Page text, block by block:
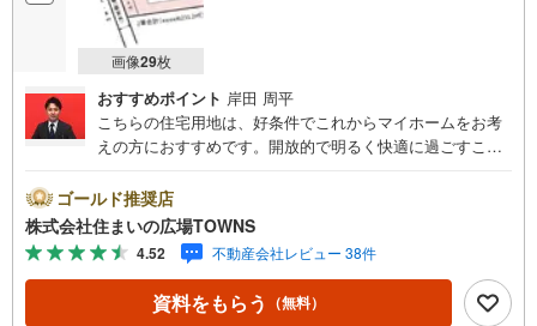
画像29枚
おすすめポイント 岸田 周平
こちらの住宅用地は、好条件でこれからマイホームをお考
えの方におすすめです。開放的で明るく快適に過ごすこと
めです。土地面積は257.84平米（公簿）となっておりま
す。傾斜地より建築が楽な平坦地です。コチラの土地は売
地となっており、土地購入予定の方にお勧めです。【年中
無休/9:00～21:00】人気物件は特にお問い合わせが集中す
るため、お早めにお電話下さい。「室内・現地を見学す
る」ボタンよりご予約頂くとご見学がスムーズです。■その
ゴールド推奨店
株式会社住まいの広場TOWNS
4.52 不動産会社レビュー 38件
資料をもらう （無料）